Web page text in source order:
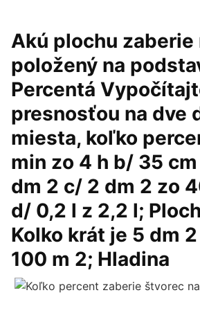
Akú plochu zaberie
položený na
Percentá
presnosťou na dve
miesta, koľko
min zo 4 h b/ 35
dm 2 c/ 2 dm 2 zo
d/ 0,2 l z 2,2 l;
Kolko krát je 5 dm
100 m 2; Hladina